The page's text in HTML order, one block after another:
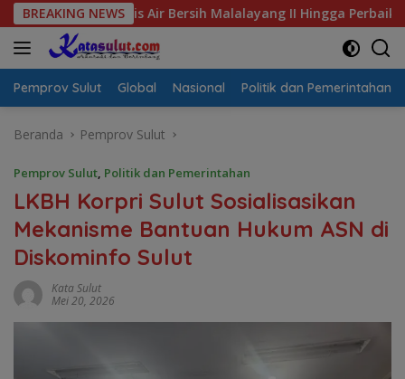
Langsung
ke
konten
BREAKING NEWS
Air Bersih Malalayang II Hingga Perbaikan Infrastruktur
Pemprov Sulut Global Nasional Politik dan Pemerintahan
Beranda Pemprov Sulut
Pemprov Sulut, Politik dan Pemerintahan
LKBH Korpri Sulut Sosialisasikan
Mekanisme Bantuan Hukum ASN di
Diskominfo Sulut
Kata Sulut
Mei 20, 2026